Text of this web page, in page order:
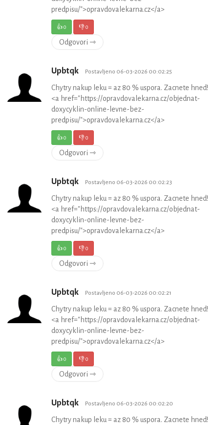
predpisu/">opravdovalekarna.cz</a>
👍0 👎0
Odgovori ⇾
Upbtqk Postavljeno 06-03-2026 00:02:25
Chytry nakup leku = az 80 % uspora. Zacnete hned!
<a href="https://opravdovalekarna.cz/objednat-
doxycyklin-online-levne-bez-
predpisu/">opravdovalekarna.cz</a>
👍0 👎0
Odgovori ⇾
Upbtqk Postavljeno 06-03-2026 00:02:23
Chytry nakup leku = az 80 % uspora. Zacnete hned!
<a href="https://opravdovalekarna.cz/objednat-
doxycyklin-online-levne-bez-
predpisu/">opravdovalekarna.cz</a>
👍0 👎0
Odgovori ⇾
Upbtqk Postavljeno 06-03-2026 00:02:21
Chytry nakup leku = az 80 % uspora. Zacnete hned!
<a href="https://opravdovalekarna.cz/objednat-
doxycyklin-online-levne-bez-
predpisu/">opravdovalekarna.cz</a>
👍0 👎0
Odgovori ⇾
Upbtqk Postavljeno 06-03-2026 00:02:20
Chytry nakup leku = az 80 % uspora. Zacnete hned!